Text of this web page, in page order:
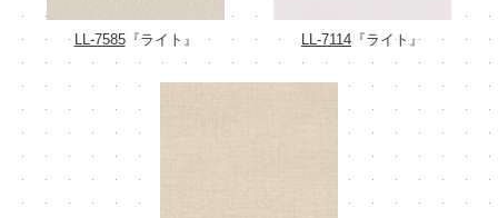
LL-7585『ライト』 LL-7114 『ライト』